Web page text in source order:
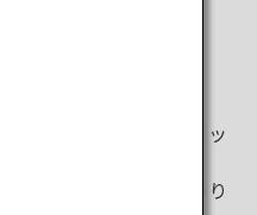
景が楽しめる絶景スポッ
冬には氷柱と美しく移り